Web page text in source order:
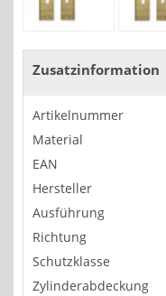
Zusatzinformation
Artikelnummer
Material
EAN
Hersteller
Ausführung
Richtung
Schutzklasse
Zylinderabdeckung